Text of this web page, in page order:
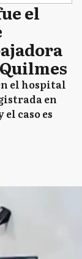
el
el hospital
en
caso es